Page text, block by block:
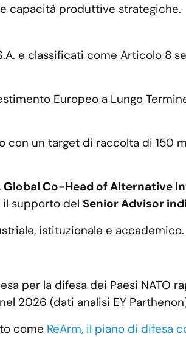
capacità produttive strategiche.
e classificati come Articolo 8
Europeo a Lungo
con un target di raccolta di 150
Global Co-Head of Alternative
il supporto del Senior Advisor
istituzionale e accademico.
per la difesa dei Paesi NATO
2026 (dati analisi EY
come ReArm, il piano di difesa